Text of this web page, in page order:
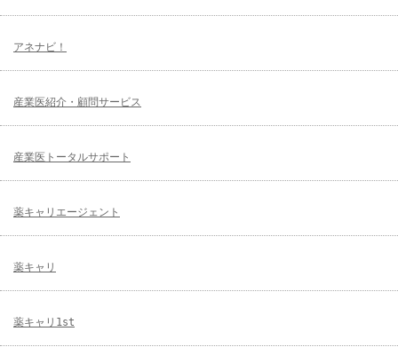
アネナビ！
産業医紹介・顧問サービス
産業医トータルサポート
薬キャリエージェント
薬キャリ
薬キャリ1st